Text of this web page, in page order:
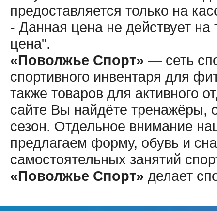
предоставляется только на
- Данная цена не действует
цена".
«Поволжье Спорт» — сеть
спортивного инвентаря для
также товаров для активного
сайте Вы найдёте тренажёры,
сезон. Отдельное внимание
предлагаем форму, обувь и
самостоятельных занятий
«Поволжье Спорт» делает